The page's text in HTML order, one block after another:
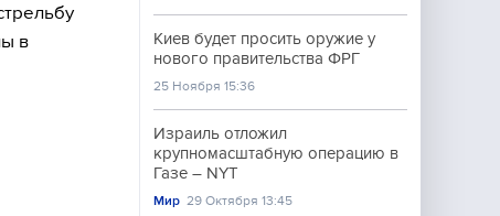
в
Киев будет просить оружие у
нового правительства ФРГ
25 Ноября 15:36
Израиль отложил
крупномасштабную операцию в
Газе – NYT
Мир 29 Октября 13:45